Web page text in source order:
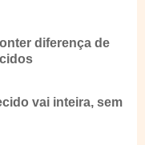
diferença de
vai inteira, sem